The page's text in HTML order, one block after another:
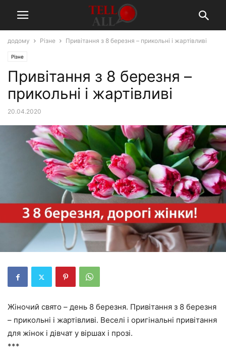
додому Різне Привітання з 8 березня – прикольні і жартівливі
Різне
Привітання з 8 березня –
прикольні і жартівливі
20.04.2020
Жіночий свято – день 8 березня. Привітання з 8 березня
– прикольні і жартівливі. Веселі і оригінальні привітання
для жінок і дівчат у віршах і прозі.
***